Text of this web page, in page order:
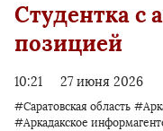
Студентка с
позицией
10:21 27 июня 2026
#Саратовская область
#Аркадакское